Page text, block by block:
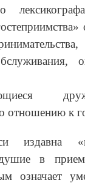
отношению к
издавна
в
означает